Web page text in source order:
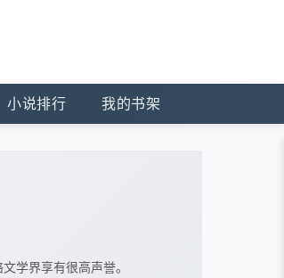
小说排行 我的书架
学界享有很高声誉。